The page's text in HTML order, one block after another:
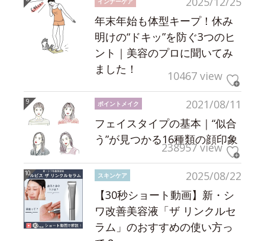
年末年始も体型キープ！休み
明けの“ドキッ”を防ぐ3つのヒ
ント｜美容のプロに聞いてみ
ました！
10467 view
2021/08/11
ポイントメイク
フェイスタイプの基本｜“似合
う”が見つかる16種類の顔印象
238957 view
2025/08/22
スキンケア
【30秒ショート動画】新・シ
ワ改善美容液「ザ リンクルセ
ラム」のおすすめの使い方っ